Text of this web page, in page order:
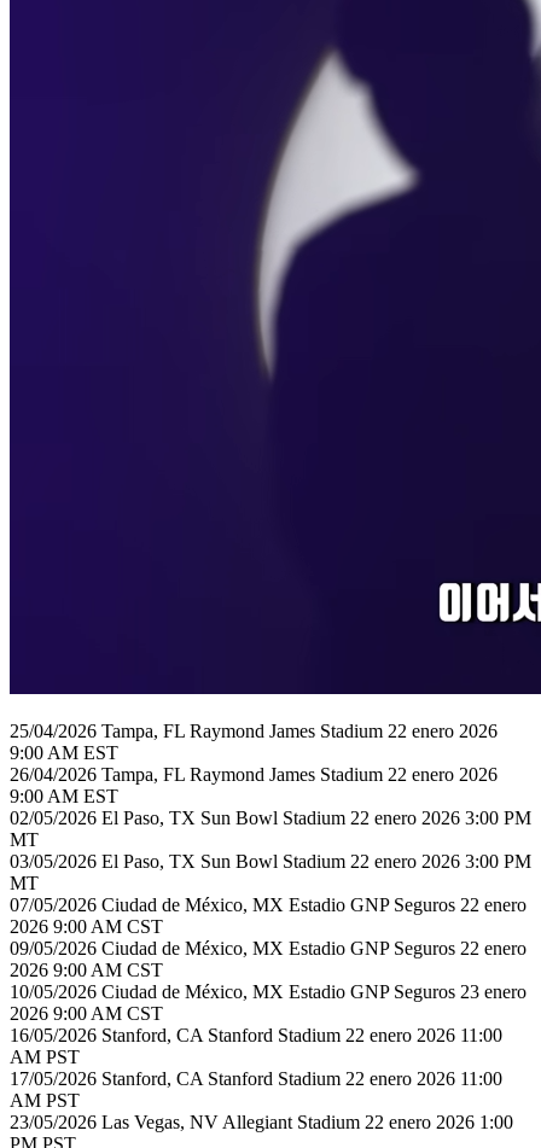
25/04/2026 Tampa, FL Raymond James Stadium 22 enero 2026
9:00 AM EST
26/04/2026 Tampa, FL Raymond James Stadium 22 enero 2026
9:00 AM EST
02/05/2026 El Paso, TX Sun Bowl Stadium 22 enero 2026 3:00 PM
MT
03/05/2026 El Paso, TX Sun Bowl Stadium 22 enero 2026 3:00 PM
MT
07/05/2026 Ciudad de México, MX Estadio GNP Seguros 22 enero
2026 9:00 AM CST
09/05/2026 Ciudad de México, MX Estadio GNP Seguros 22 enero
2026 9:00 AM CST
10/05/2026 Ciudad de México, MX Estadio GNP Seguros 23 enero
2026 9:00 AM CST
16/05/2026 Stanford, CA Stanford Stadium 22 enero 2026 11:00
AM PST
17/05/2026 Stanford, CA Stanford Stadium 22 enero 2026 11:00
AM PST
23/05/2026 Las Vegas, NV Allegiant Stadium 22 enero 2026 1:00
PM PST